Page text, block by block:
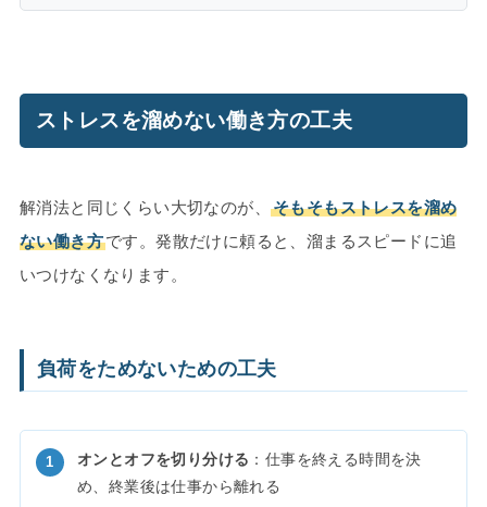
ストレスを溜めない働き方の工夫
解消法と同じくらい大切なのが、
そもそもストレスを溜め
ない働き方です。発散だけに頼ると、溜まるスピードに追
いつけなくなります。
負荷をためないための工夫
オンとオフを切り分ける ：仕事を終える時間を決
め、終業後は仕事から離れる